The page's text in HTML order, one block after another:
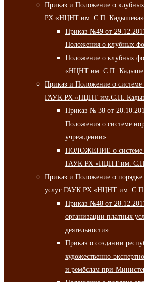
Приказ и Положение о
РХ «НЦНТ им. С.П. Кадышева»
Приказ №49 от
Положения о клубных
Положение о клубных
«НЦНТ им. С.П.
Приказ и Положение о системе
ГАУК РХ «НЦНТ им.С.П.
Приказ № 38 от
Положения о системе
учреждении»
ПОЛОЖЕНИЕ о системе
ГАУК РХ «НЦНТ им.
Приказ и Положение о
услуг ГАУК РХ «НЦНТ им.
Приказ №48 от
организации платных
деятельности»
Приказ о создании
художественно-
и ремёслам при